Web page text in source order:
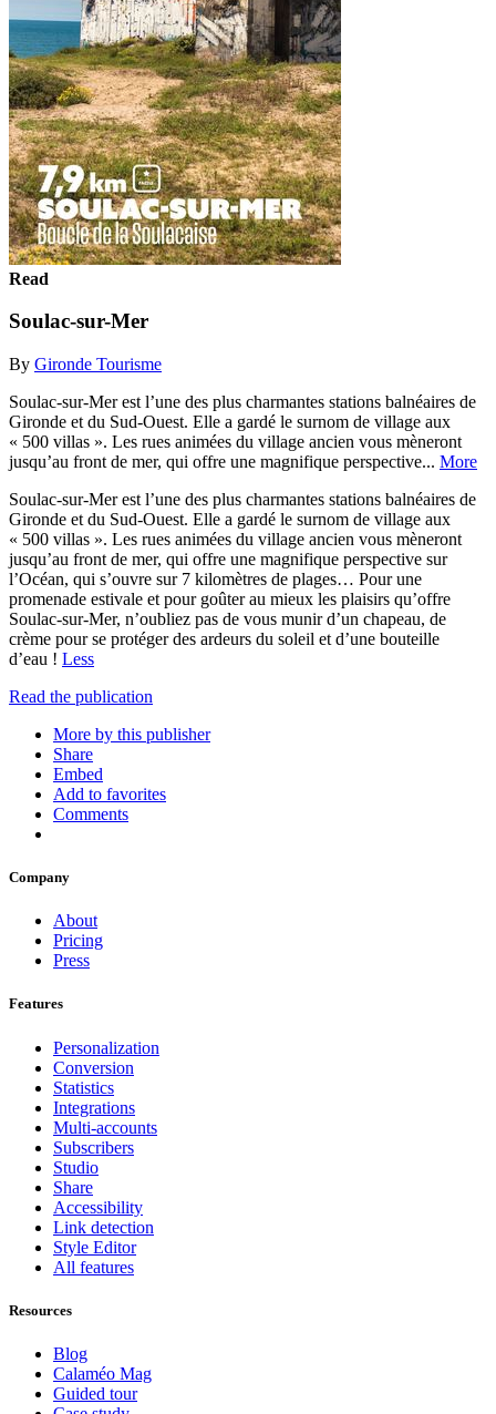
Read
Soulac-sur-Mer
By Gironde Tourisme
Soulac-sur-Mer est l’une des plus charmantes stations balnéaires de
Gironde et du Sud-Ouest. Elle a gardé le surnom de village aux
« 500 villas ». Les rues animées du village ancien vous mèneront
jusqu’au front de mer, qui offre une magnifique perspective... More
Soulac-sur-Mer est l’une des plus charmantes stations balnéaires de
Gironde et du Sud-Ouest. Elle a gardé le surnom de village aux
« 500 villas ». Les rues animées du village ancien vous mèneront
jusqu’au front de mer, qui offre une magnifique perspective sur
l’Océan, qui s’ouvre sur 7 kilomètres de plages… Pour une
promenade estivale et pour goûter au mieux les plaisirs qu’offre
Soulac-sur-Mer, n’oubliez pas de vous munir d’un chapeau, de
crème pour se protéger des ardeurs du soleil et d’une bouteille
d’eau ! Less
Read the publication
More by this publisher
Share
Embed
Add to favorites
Comments
Company
About
Pricing
Press
Features
Personalization
Conversion
Statistics
Integrations
Multi-accounts
Subscribers
Studio
Share
Accessibility
Link detection
Style Editor
All features
Resources
Blog
Calaméo Mag
Guided tour